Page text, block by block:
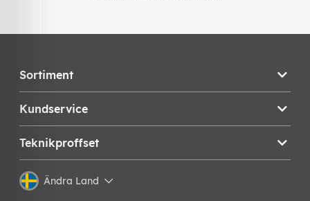
Sortiment
Kundservice
Teknikproffset
Ändra Land